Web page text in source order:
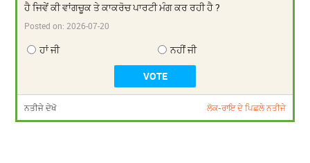
ਹੈ ਜਿਵੇਂ ਕੀ ਵਾਂਗਚੂਕ ਤੇ ਕਾਕਰੋਚ ਪਾਰਟੀ ਮੰਗ ਕਰ ਰਹੀ ਹੈ ?
Posted on: 2026-07-20
ਹਾਂ ਜੀ ਨਹੀਂ ਜੀ
ਨਤੀਜੇ ਦੇਖੋ ਲੋਕ-ਰਾਇ ਦੇ ਪਿਛਲੇ ਨਤੀਜੇ